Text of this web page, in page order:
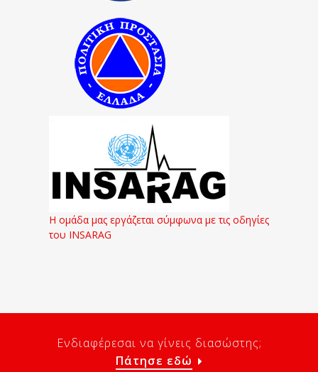
Η ομάδα μας εργάζεται σύμφωνα με τις οδηγίες
του INSARAG
Ενδιαφέρεσαι να γίνεις διασώστης;
Πάτησε εδώ